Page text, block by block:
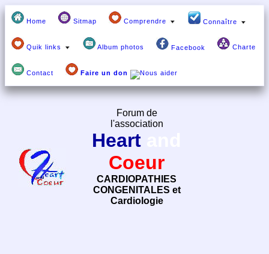
Home Sitmap Comprendre Connaître
Quik links Album photos Facebook Charte
Contact Faire un don
Forum de
l'association
Heart
Coeur
CARDIOPATHIES
CONGENITALES et
Cardiologie